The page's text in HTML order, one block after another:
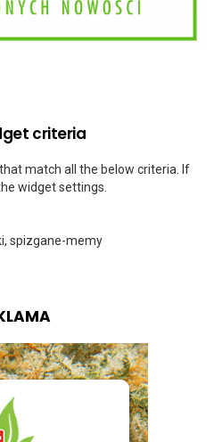
criteria
match all the below criteria. If
widget settings.
spizgane-memy